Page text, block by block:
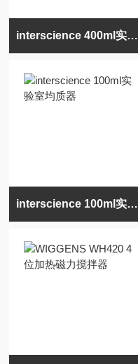
interscience 400ml实验室均质器
interscience 100ml实验室均质器